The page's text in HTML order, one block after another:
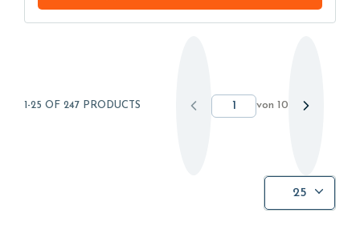
1-25 OF 247 PRODUCTS von10
25